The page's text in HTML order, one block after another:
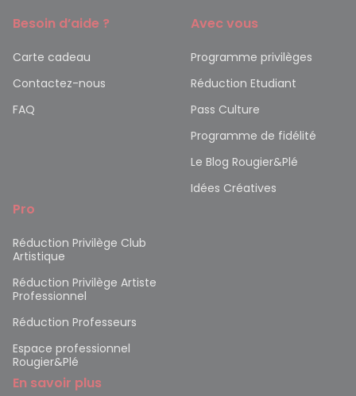
Besoin d’aide ?
Carte cadeau
Contactez-nous
FAQ
Avec vous
Programme privilèges
Réduction Etudiant
Pass Culture
Programme de fidélité
Le Blog Rougier&Plé
Idées Créatives
Pro
Réduction Privilège Club
Artistique
Réduction Privilège Artiste
Professionnel
Réduction Professeurs
Espace professionnel
Rougier&Plé
En savoir plus